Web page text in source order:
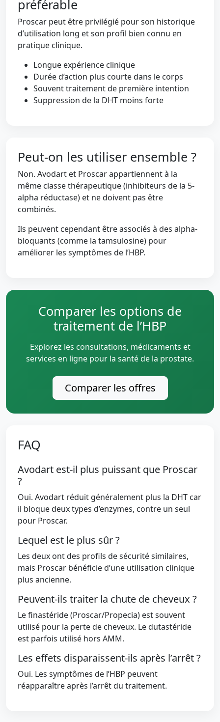
préférable
Proscar peut être privilégié pour son historique
d’utilisation long et son profil bien connu en
pratique clinique.
Longue expérience clinique
Durée d’action plus courte dans le corps
Souvent traitement de première intention
Suppression de la DHT moins forte
Peut-on les utiliser ensemble ?
Non. Avodart et Proscar appartiennent à la
même classe thérapeutique (inhibiteurs de la 5-
alpha réductase) et ne doivent pas être
combinés.
Ils peuvent cependant être associés à des alpha-
bloquants (comme la tamsulosine) pour
améliorer les symptômes de l’HBP.
Comparer les options de
traitement de l’HBP
Explorez les consultations, médicaments et
services en ligne pour la santé de la prostate.
Comparer les offres
FAQ
Avodart est-il plus puissant que Proscar
?
Oui. Avodart réduit généralement plus la DHT car
il bloque deux types d’enzymes, contre un seul
pour Proscar.
Lequel est le plus sûr ?
Les deux ont des profils de sécurité similaires,
mais Proscar bénéficie d’une utilisation clinique
plus ancienne.
Peuvent-ils traiter la chute de cheveux ?
Le finastéride (Proscar/Propecia) est souvent
utilisé pour la perte de cheveux. Le dutastéride
est parfois utilisé hors AMM.
Les effets disparaissent-ils après l’arrêt ?
Oui. Les symptômes de l’HBP peuvent
réapparaître après l’arrêt du traitement.